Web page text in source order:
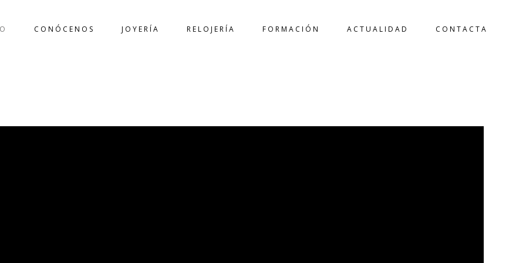
CONÓCENOS JOYERÍA RELOJERÍA FORMACIÓN ACTUALIDAD CONTACTA